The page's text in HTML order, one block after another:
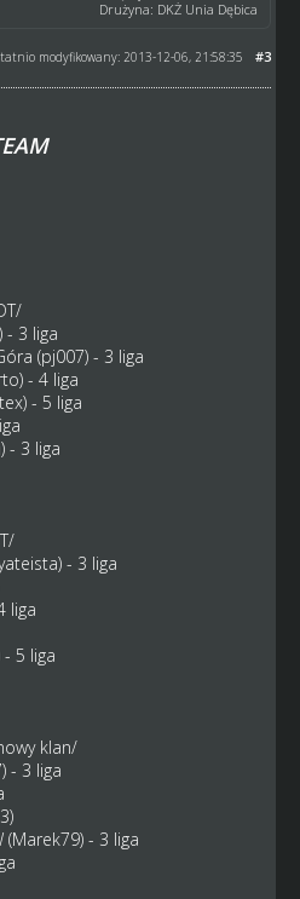
Drużyna: DKŻ Unia Dębica
#3
modyfikowany: 2013-12-06, 21:58:35
- 3 liga
(pj007) - 3 liga
- 4 liga
- 5 liga
- 3 liga
- 3 liga
liga
5 liga
klan/
- 3 liga
(Marek79) - 3 liga